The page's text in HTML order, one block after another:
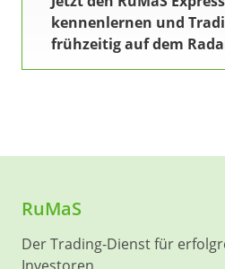
kennenlernen und
frühzeitig auf dem
RuMaS
Der Trading-Dienst für